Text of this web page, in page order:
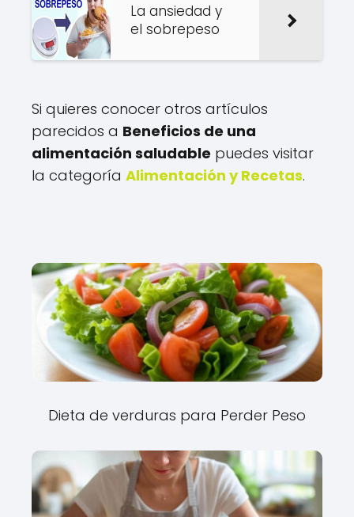
La ansiedad y
el sobrepeso
Si quieres conocer otros artículos
parecidos a Beneficios de una
alimentación saludable puedes visitar
la categoría Alimentación y Recetas.
Dieta de verduras para Perder Peso